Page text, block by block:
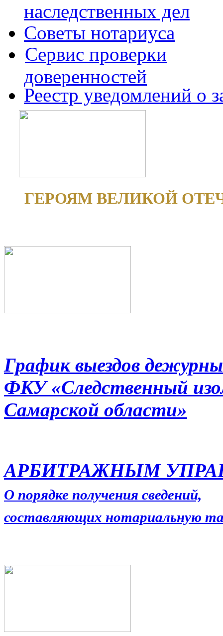
наследственных дел
Советы нотариуса
Сервис проверки
доверенностей
Реестр уведомлений о
ГЕРОЯМ ВЕЛИКОЙ
График выездов
ФКУ «Следственный
Самарской области»
АРБИТРАЖНЫМ
О порядке получения сведений,
составляющих нотариальную